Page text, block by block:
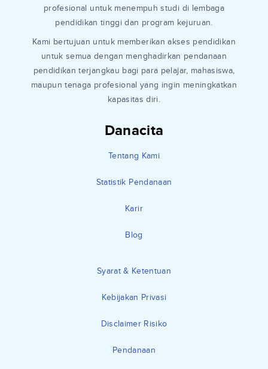
Danacita
Tentang Kami
Statistik Pendanaan
Karir
Blog
Syarat & Ketentuan
Kebijakan Privasi
Disclaimer Risiko
Pendanaan
profesional untuk menempuh studi di lembaga
pendidikan tinggi dan program kejuruan.
Kami bertujuan untuk memberikan akses pendidikan
untuk semua dengan menghadirkan pendanaan
pendidikan terjangkau bagi para pelajar, mahasiswa,
maupun tenaga profesional yang ingin meningkatkan
kapasitas diri.